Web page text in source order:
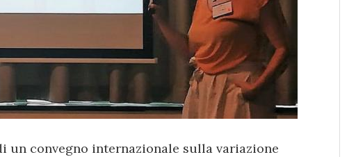
un convegno internazionale sulla variazione